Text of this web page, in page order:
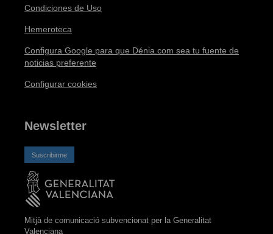
Condiciones de Uso
Hemeroteca
Configura Google para que Dénia.com sea tu fuente de
noticias preferente
Configurar cookies
Newsletter
Suscribirme
Mitjà de comunicació subvencionat per la Generalitat
Valenciana